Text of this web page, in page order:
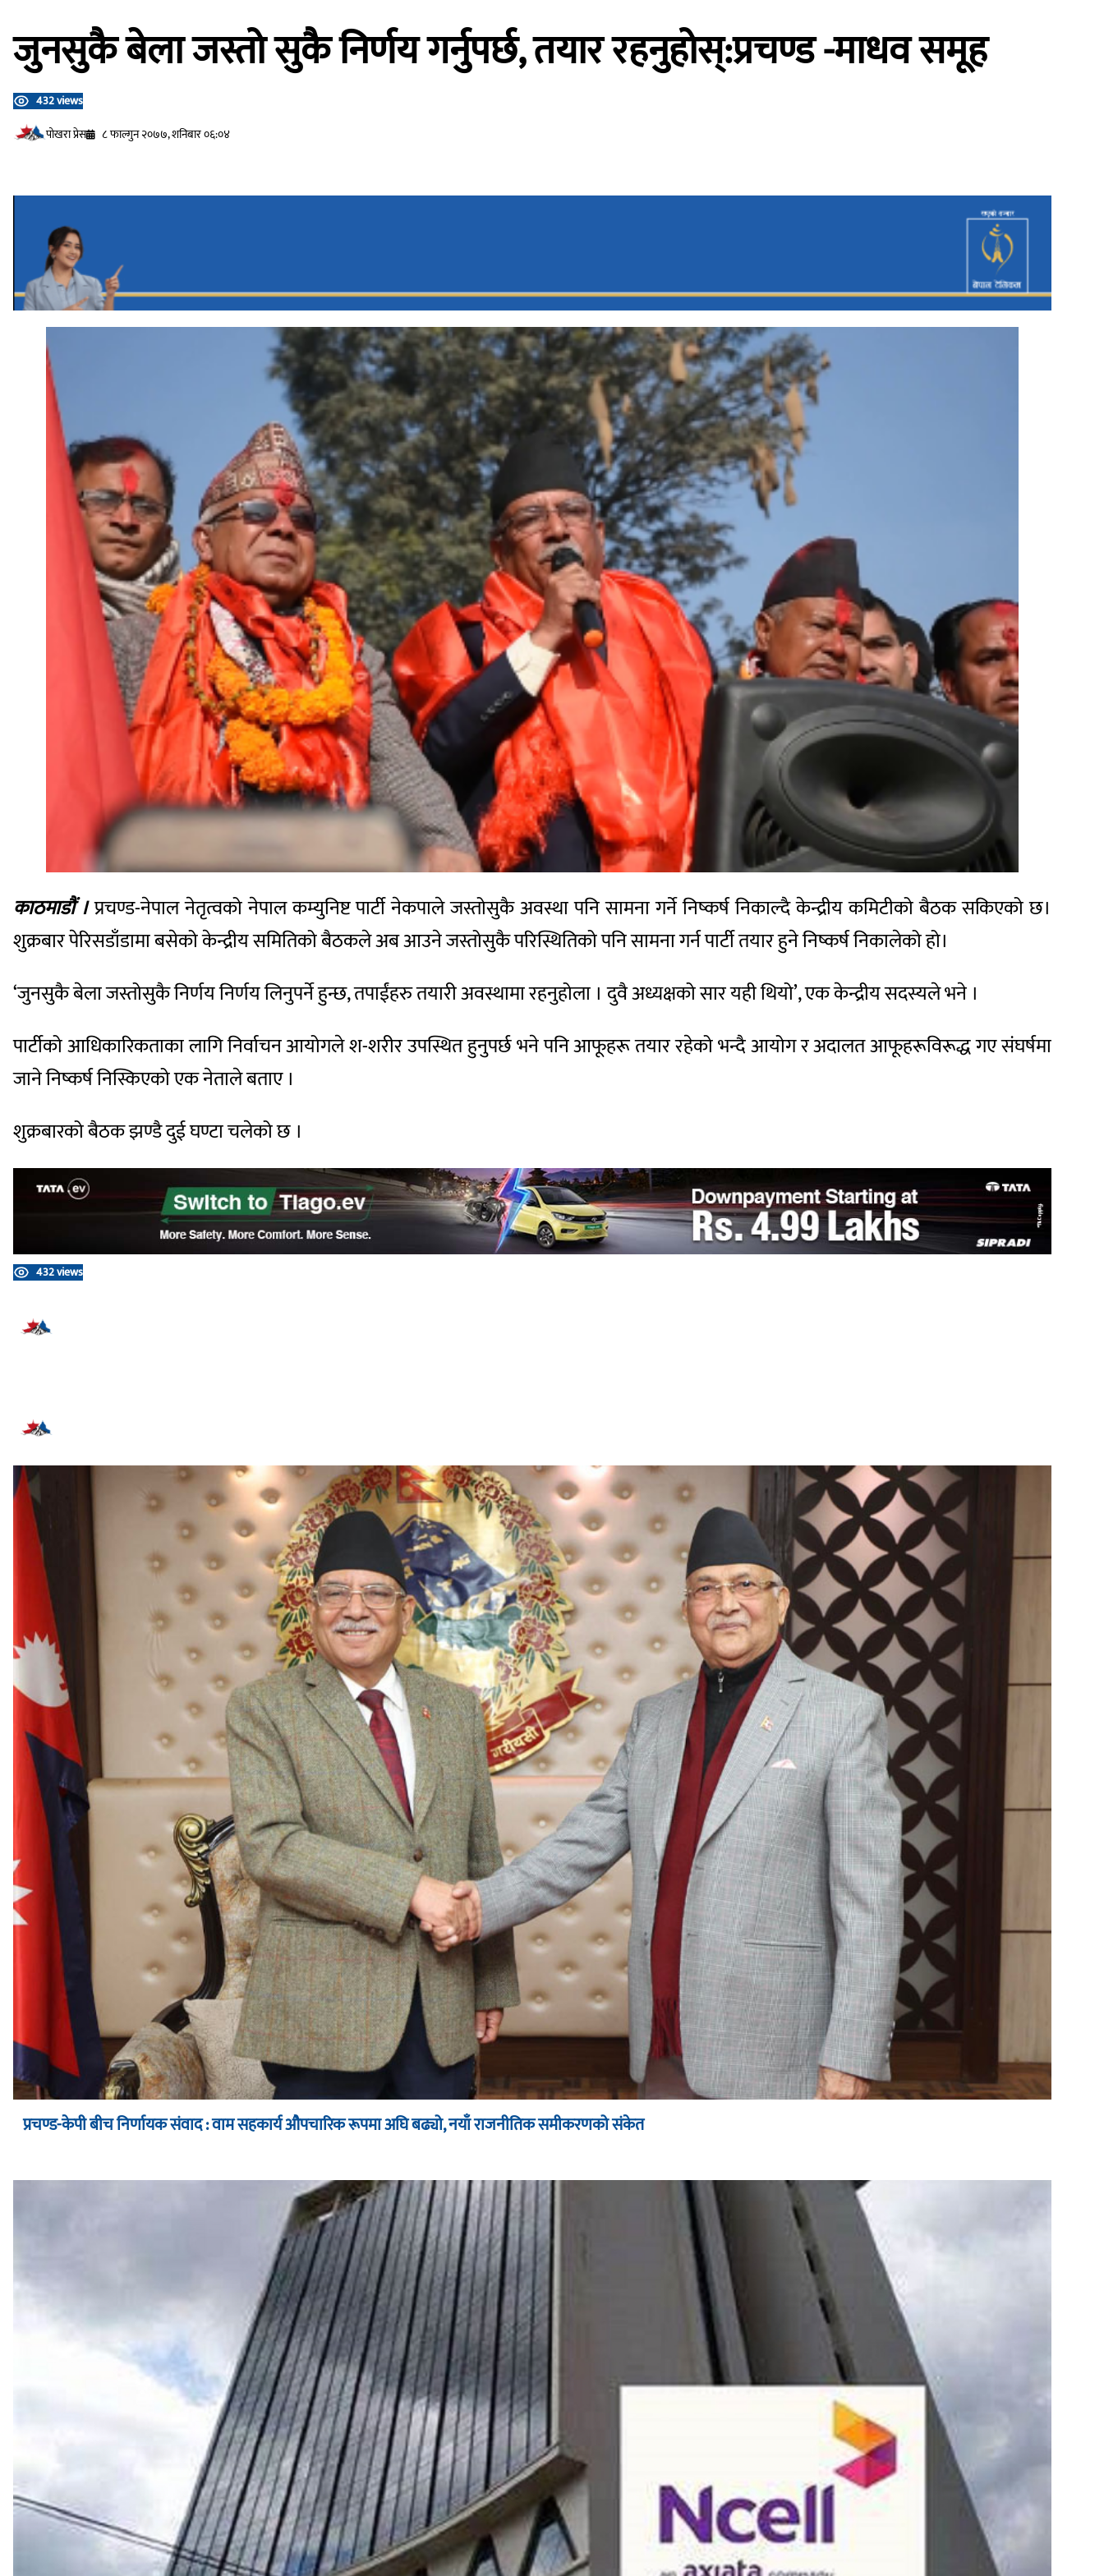
जुनसुकै बेला जस्तो सुकै निर्णय गर्नुपर्छ, तयार रहनुहोस्:प्रचण्ड -माधव समूह
432 views
प‍ोखरा प्रेस
८ फाल्गुन २०७७, शनिबार ०६:०४
काठमाडौं ।प्रचण्ड-नेपाल नेतृत्वको नेपाल कम्युनिष्ट पार्टी नेकपाले जस्तोसुकै अवस्था पनि सामना गर्ने निष्कर्ष निकाल्दै केन्द्रीय कमिटीको बैठक सकिएको छ।
शुक्रबार पेरिसडाँडामा बसेको केन्द्रीय समितिको बैठकले अब आउने जस्तोसुकै परिस्थितिको पनि सामना गर्न पार्टी तयार हुने निष्कर्ष निकालेको हो।
‘जुनसुकै बेला जस्तोसुकै निर्णय निर्णय लिनुपर्ने हुन्छ, तपाईंहरु तयारी अवस्थामा रहनुहोला । दुवै अध्यक्षको सार यही थियो’, एक केन्द्रीय सदस्यले भने ।
पार्टीको आधिकारिकताका लागि निर्वाचन आयोगले श-शरीर उपस्थित हुनुपर्छ भने पनि आफूहरू तयार रहेको भन्दै आयोग र अदालत आफूहरूविरूद्ध गए संघर्षमा
जाने निष्कर्ष निस्किएको एक नेताले बताए ।
शुक्रबारको बैठक झण्डै दुई घण्टा चलेको छ ।
432 views
प्रचण्ड-केपी बीच निर्णायक संवाद : वाम सहकार्य औपचारिक रूपमा अघि बढ्यो, नयाँ राजनीतिक समीकरणको संकेत